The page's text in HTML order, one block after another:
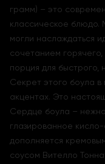
грамм) – это
классическое блюдо.
могли наслаждаться
сочетанием
порция для
Секрет этого боула
акцентах. Это
Сердце боула –
глазированное
дополняется
соусом Вителло